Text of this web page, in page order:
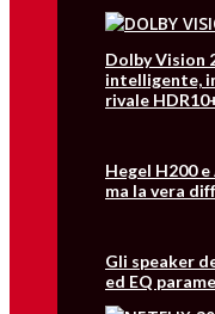
Dolby Vision
intelligente,
rivale
Hegel H200
ma la vera
Gli speaker
ed EQ